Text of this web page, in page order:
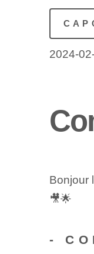
2024-
Bonjour
🎥🌟
-